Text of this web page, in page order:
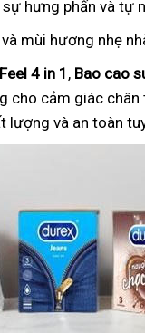
hưng phấn và tự
mùi hương nhẹ
4 in 1 , Bao cao
cho cảm giác chân
và an toàn